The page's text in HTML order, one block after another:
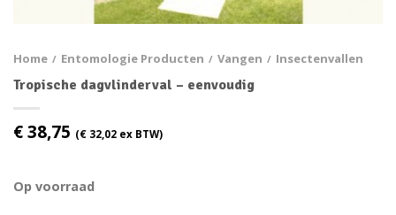
Home / Entomologie Producten / Vangen / Insectenvallen
Tropische dagvlinderval – eenvoudig
€38,75 (€ 32,02 ex BTW)
Op voorraad